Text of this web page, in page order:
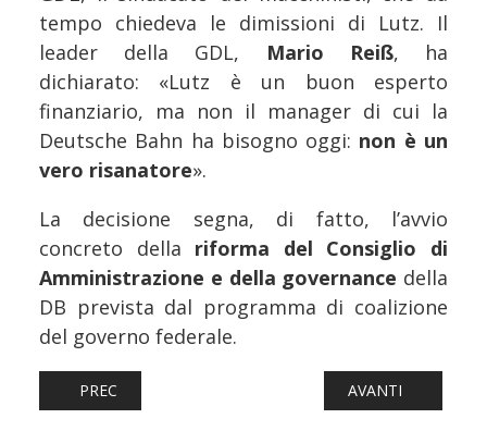
tempo chiedeva le dimissioni di Lutz. Il
leader della GDL, Mario Reiß, ha
dichiarato: «Lutz è un buon esperto
finanziario, ma non il manager di cui la
Deutsche Bahn ha bisogno oggi: non è un
vero risanatore».
La decisione segna, di fatto, l’avvio
concreto della riforma del Consiglio di
Amministrazione e della governance della
DB prevista dal programma di coalizione
del governo federale.
ARTICOLO PRECEDENTE: FERROVIE: TORNA A
PREC ARTICOLO
AVANTI